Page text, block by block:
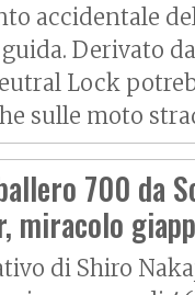
accidentale
Derivato
Lock
sulle moto
700 da
miracolo
di Shiro